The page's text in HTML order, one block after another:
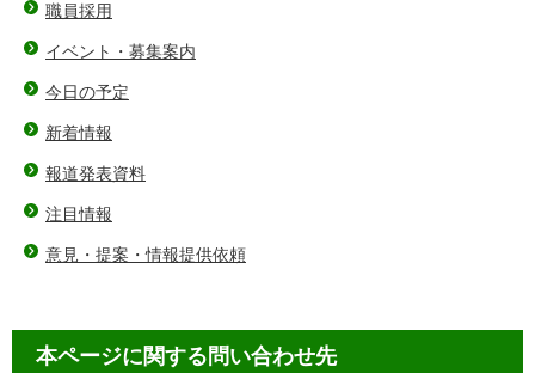
職員採用
イベント・募集案内
今日の予定
新着情報
報道発表資料
注目情報
意見・提案・情報提供依頼
本ページに関する問い合わせ先